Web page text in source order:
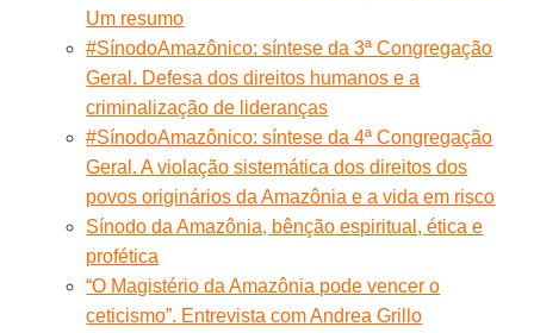
Um resumo
#SínodoAmazônico: síntese da 3ª Congregação
Geral. Defesa dos direitos humanos e a
criminalização de lideranças
#SínodoAmazônico: síntese da 4ª Congregação
Geral. A violação sistemática dos direitos dos
povos originários da Amazônia e a vida em risco
Sínodo da Amazônia, bênção espiritual, ética e
profética
“O Magistério da Amazônia pode vencer o
ceticismo”. Entrevista com Andrea Grillo